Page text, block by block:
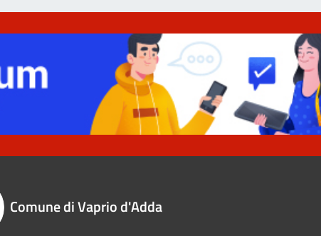
Comune di Vaprio d'Adda